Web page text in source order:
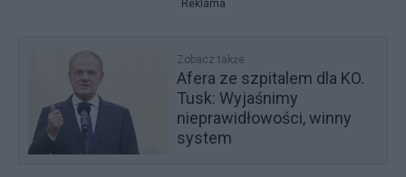
Reklama
Zobacz także
Afera ze szpitalem dla KO.
Tusk: Wyjaśnimy
nieprawidłowości, winny
system